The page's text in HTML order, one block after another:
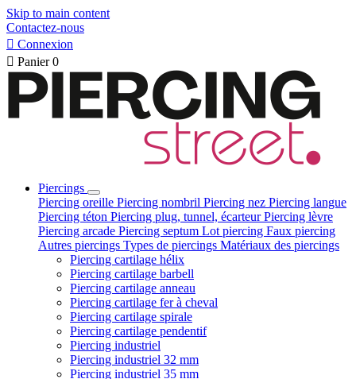
Skip to main content
Contactez-nous
 Connexion
 Panier 0
Piercings
Piercing oreille Piercing nombril Piercing nez Piercing langue
Piercing téton Piercing plug, tunnel, écarteurPiercing lèvre
Piercing arcade Piercing septum Lot piercing Faux piercing
Autres piercings Types de piercings Matériaux des piercings
Piercing cartilage hélix
Piercing cartilage barbell
Piercing cartilage anneau
Piercing cartilage fer à cheval
Piercing cartilage spirale
Piercing cartilage pendentif
Piercing industriel
Piercing industriel 32 mm
Piercing industriel 35 mm